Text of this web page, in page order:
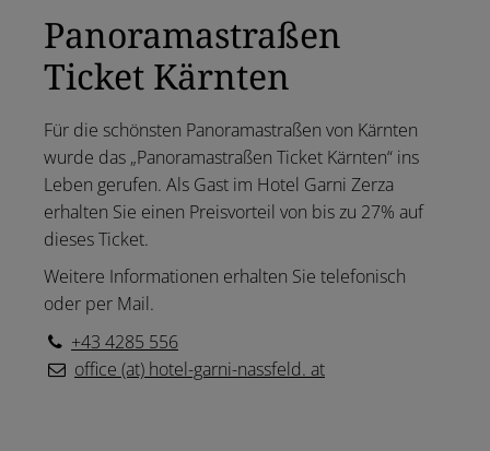
Panoramastraßen
Ticket Kärnten
Für die schönsten Panoramastraßen von Kärnten
wurde das „Panoramastraßen Ticket Kärnten“ ins
Leben gerufen. Als Gast im Hotel Garni Zerza
erhalten Sie einen Preisvorteil von bis zu 27% auf
dieses Ticket.
Weitere Informationen erhalten Sie telefonisch
oder per Mail.
+43 4285 556
office (at) hotel-garni-nassfeld. at